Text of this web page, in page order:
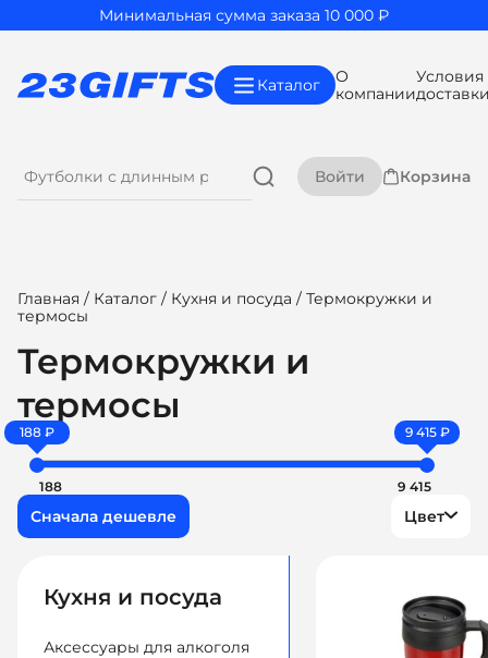
Минимальная сумма заказа 10 000 ₽
Каталог
О
компании
Условия
Войти Корзина
Главная / Каталог / Кухня и посуда / Термокружки и
термосы
Термокружки и
термосы
188 ₽ 9 415 ₽
188 9 415
Цвет
Кухня и посуда
Аксессуары для алкоголя